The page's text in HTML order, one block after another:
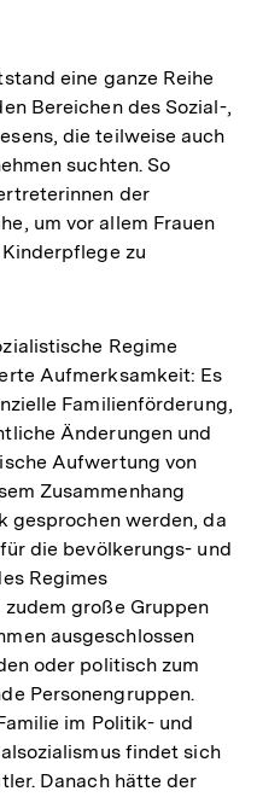
eine ganze Reihe
Bereichen des Sozial-,
die teilweise auch
suchten. So
der
um vor allem Frauen
zu
Regime
Aufmerksamkeit: Es
Familienförderung,
Änderungen und
Aufwertung von
Zusammenhang
gesprochen werden, da
die bevölkerungs- und
Regimes
große Gruppen
ausgeschlossen
oder politisch zum
Personengruppen.
im Politik- und
findet sich
Danach hätte der